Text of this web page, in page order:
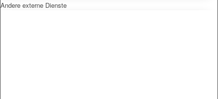
Andere externe Dienste